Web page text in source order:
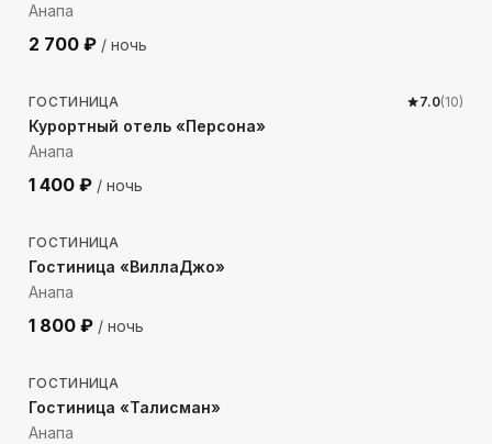
Анапа
2 700 ₽ / ночь
601м до моря
ГОСТИНИЦА 7.0(10)
Курортный отель «Персона»
Анапа
1 400 ₽ / ночь
595 м до моря
ГОСТИНИЦА
Гостиница «ВиллаДжо»
Анапа
1 800 ₽ / ночь
266 м до моря
ГОСТИНИЦА
Гостиница «Талисман»
Анапа